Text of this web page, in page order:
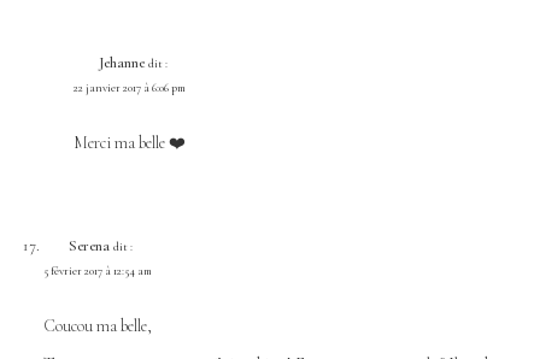
Jehanne dit :
22 janvier 2017 à 6:06 pm
Merci ma belle ❤️
Serena dit :
5 février 2017 à 12:54 am
Coucou ma belle,